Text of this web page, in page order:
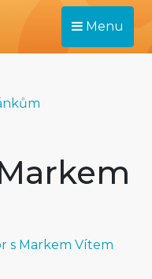
Menu
s Markem Vítem